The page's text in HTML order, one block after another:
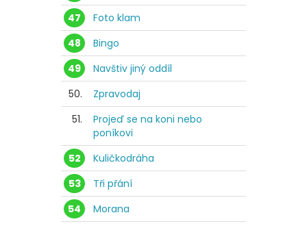
47
Foto klam
48
Bingo
49
Navštiv jiný oddíl
50.
Zpravodaj
51.
Projeď se na koni nebo
poníkovi
52
Kuličkodráha
53
Tři přání
54
Morana